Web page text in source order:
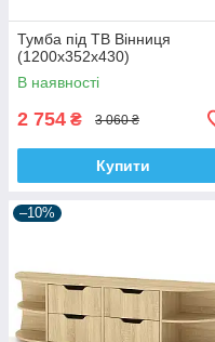
Тумба під ТВ Вінниця
(1200х352х430)
В наявності
2 754 ₴ 3 060 ₴
Купити
–10%